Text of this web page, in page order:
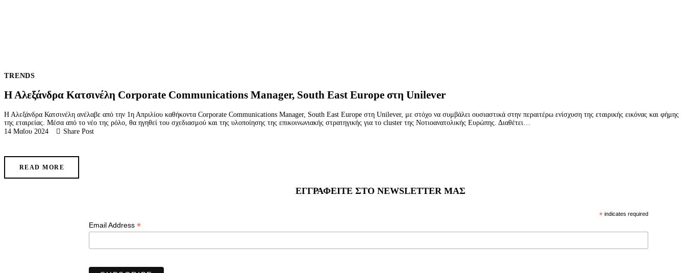
TRENDS
Η Αλεξάνδρα Κατσινέλη Corporate Communications Manager, South East Europe στη Unilever
Η Αλεξάνδρα Κατσινέλη ανέλαβε από την 1η Απριλίου καθήκοντα Corporate Communications Manager, South East Europe στη Unilever, με στόχο να συμβάλει ουσιαστικά στην περαιτέρω ενίσχυση της εταιρικής εικόνας και φήμης
της εταιρείας. Μέσα από το νέο της ρόλο, θα ηγηθεί του σχεδιασμού και της υλοποίησης της επικοινωνιακής στρατηγικής για το cluster της Νοτιοανατολικής Ευρώπης. Διαθέτει…
14 Μαΐου 2024
Share Post
READ MORE
ΕΓΓΡΑΦΕΊΤΕ ΣΤΟ NEWSLETTER ΜΑΣ
* indicates required
Email Address *